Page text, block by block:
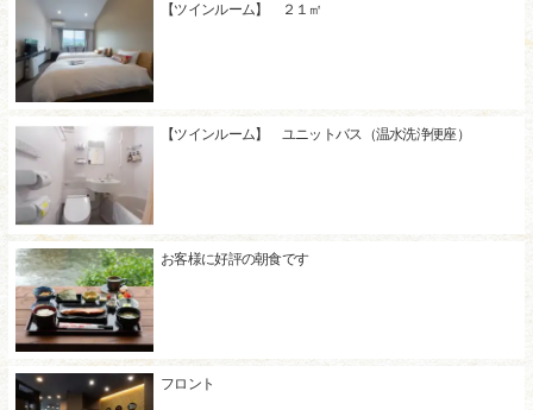
【ツインルーム】 ２１㎡
【ツインルーム】 ユニットバス（温水洗浄便座）
お客様に好評の朝食です
フロント